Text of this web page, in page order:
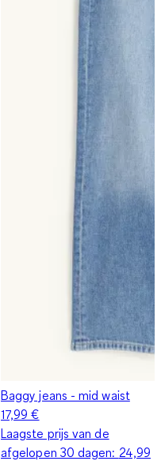
Baggy jeans - mid waist
17,99 €
Laagste prijs van de
afgelopen 30 dagen: 24,99